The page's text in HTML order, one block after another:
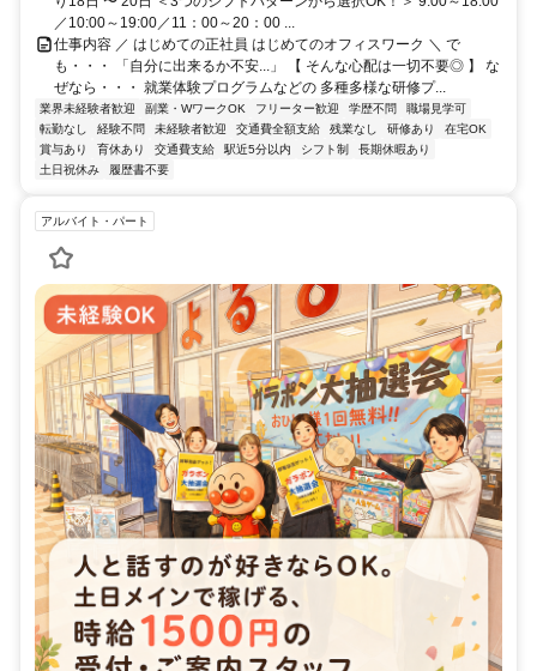
／10:00～19:00／11：00～20：00 ...
仕事内容 ／ はじめての正社員 はじめてのオフィスワーク ＼ で
も・・・ 「自分に出来るか不安...」 【 そんな心配は一切不要◎ 】 な
ぜなら・・・ 就業体験プログラムなどの 多種多様な研修プ...
業界未経験者歓迎 副業・WワークOK フリーター歓迎 学歴不問
職場見学可
転勤なし
経験不問 未経験者歓迎 交通費全額支給 残業なし 研修あり
在宅OK
賞与あり
育休あり 交通費支給 駅近5分以内 シフト制
長期休暇あり
土日祝休み
履歴書不要
アルバイト・パート